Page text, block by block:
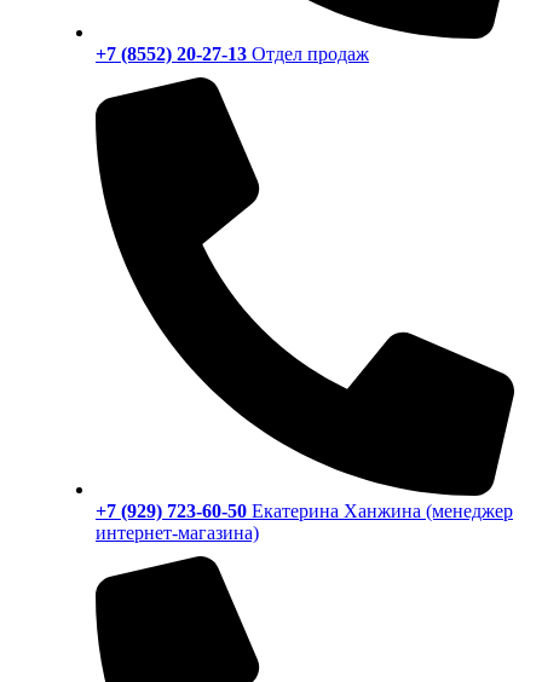
+7 (8552) 20-27-13 Отдел продаж
+7 (929) 723-60-50 Екатерина Ханжина (менеджер
интернет-магазина)